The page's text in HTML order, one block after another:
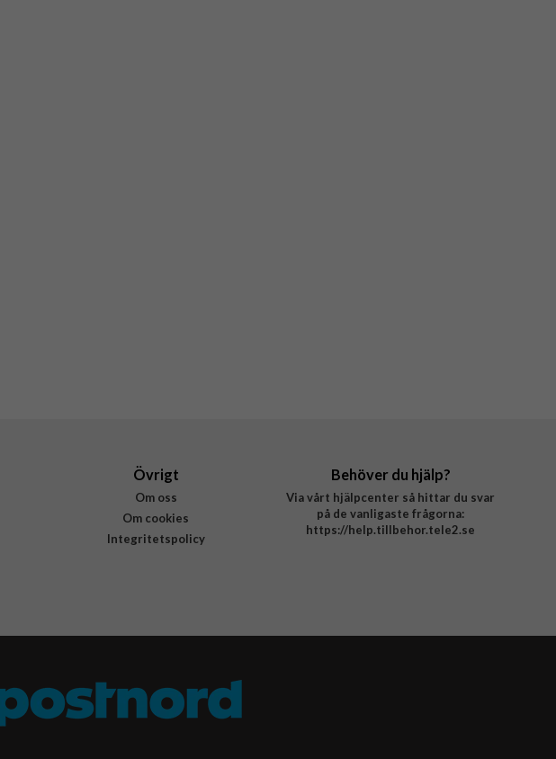
Övrigt
Om oss
Om cookies
Integritetspolicy
Behöver du hjälp?
Via vårt hjälpcenter så hittar du svar
på de vanligaste frågorna:
https://help.tillbehor.tele2.se